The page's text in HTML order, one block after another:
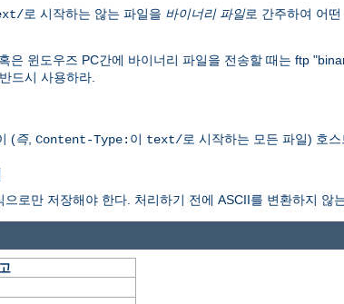
로 시작하는 않는 파일을 바이너리 파일로 간주하여 어
은 윈도우즈 PC간에 바이너리 파일을 전송할 때는 ftp
드시 사용하라.
(즉, Content-Type: 이 text/로 시작하는 모든 파일) 호
로만 저장해야 한다. 처리하기 전에 ASCII를 변환하지 않